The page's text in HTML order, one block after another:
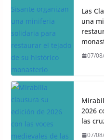
Las
una
07/
2026
las
07/